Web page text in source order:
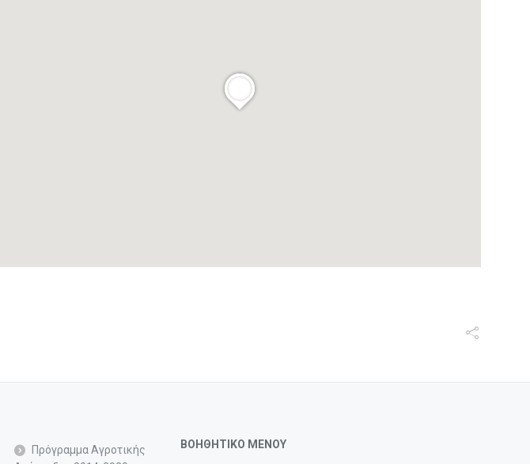
Πρόγραμμα Αγροτικής
ΒΟΗΘΗΤΙΚΟ ΜΕΝΟΥ